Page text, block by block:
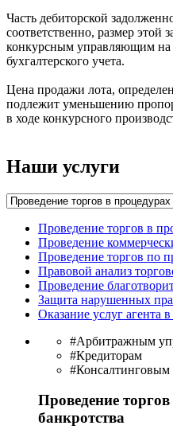
Часть дебиторской
соответственно, размер этой
конкурсным управляющим
бухгалтерского учета.
Цена продажи лота,
подлежит уменьшению
в ходе конкурсного
Наши услуги
Проведение торгов в
Проведение
Проведение торгов по
Правовой анализ
Проведение
Защита нарушенных
Оказание услуг агента в
#Арбитражным
#Кредиторам
Проведение
банкротства